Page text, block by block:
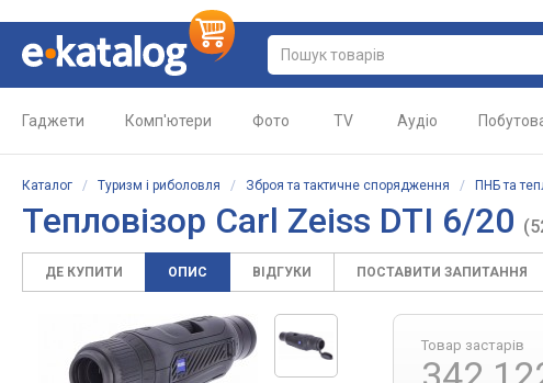
Гаджети Комп'ютери Фото TV Аудіо
Каталог / Туризм і риболовля / Зброя та тактичне спорядження / ПНБ та
Тепловізор Carl Zeiss DTI 6/20
ДЕ КУПИТИ ОПИС ВІДГУКИ ПОСТАВИТИ ЗАПИТАННЯ
Товар застарів